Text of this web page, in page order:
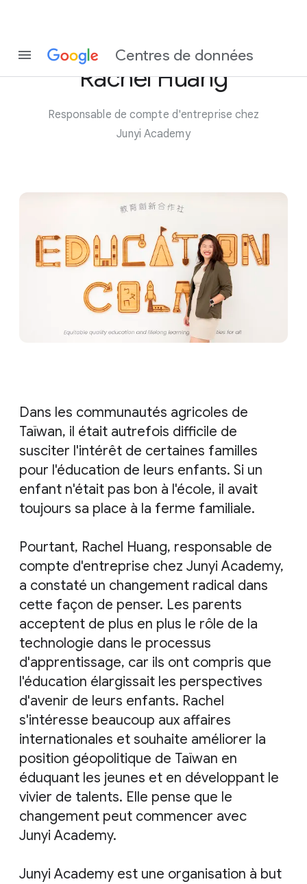
Centres de données
Rencontre avec
Rachel Huang
Responsable de compte d'entreprise chez
Junyi Academy
Dans les communautés agricoles de
Taïwan, il était autrefois difficile de
susciter l'intérêt de certaines familles
pour l'éducation de leurs enfants. Si un
enfant n'était pas bon à l'école, il avait
toujours sa place à la ferme familiale.
Pourtant, Rachel Huang, responsable de
compte d'entreprise chez Junyi Academy,
a constaté un changement radical dans
cette façon de penser. Les parents
acceptent de plus en plus le rôle de la
technologie dans le processus
d'apprentissage, car ils ont compris que
l'éducation élargissait les perspectives
d'avenir de leurs enfants. Rachel
s'intéresse beaucoup aux affaires
internationales et souhaite améliorer la
position géopolitique de Taïwan en
éduquant les jeunes et en développant le
vivier de talents. Elle pense que le
changement peut commencer avec
Junyi Academy.
Junyi Academy est une organisation à but